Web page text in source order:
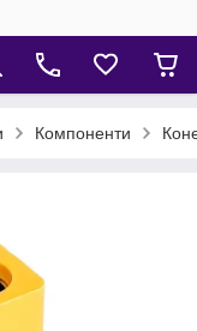
Компоненти